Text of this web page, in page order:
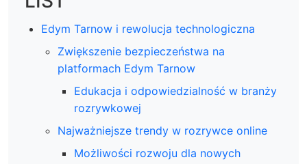
Edym Tarnow i rewolucja technologiczna
Zwiększenie bezpieczeństwa na
platformach Edym Tarnow
Edukacja i odpowiedzialność w branży
rozrywkowej
Najważniejsze trendy w rozrywce online
Możliwości rozwoju dla nowych